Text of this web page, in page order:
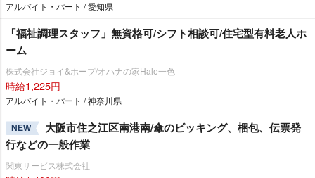
アルバイト・パート / 愛知県
「福祉調理スタッフ」無資格可/シフト相談可/住宅型有料老人ホ
ーム
株式会社ジョイ&ホープ/オハナの家Hale一色
時給1,225円
アルバイト・パート / 神奈川県
NEW
大阪市住之江区南港南/傘のピッキング、梱包、伝票発
行などの一般作業
関東サービス株式会社